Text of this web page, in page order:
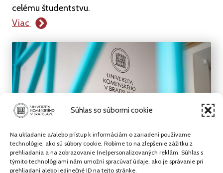
Súhlas so súbormi cookie
Na ukladanie a/alebo prístup k informáciám o zariadení používame
technológie, ako sú súbory cookie. Robíme to na zlepšenie zážitku z
prehliadania a na zobrazovanie (ne)personalizovaných reklám. Súhlas s
týmito technológiami nám umožní spracúvať údaje, ako je správanie pri
prehliadaní alebo jedinečné ID na tejto stránke.
celému študentstvu.
Viac